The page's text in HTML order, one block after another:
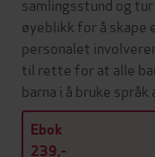
øyeblikk for å skape
personalet
til rette for at alle
barna i å bruke språk
Ebok
239,-